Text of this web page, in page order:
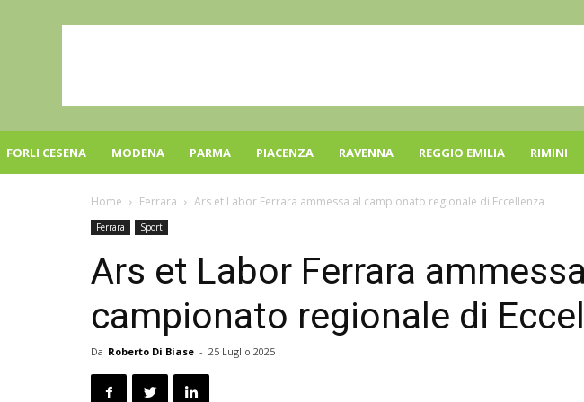
FORLI CESENA MODENA PARMA PIACENZA RAVENNA REGGIO EMILIA RIMINI
Home Ferrara Ars et Labor Ferrara ammessa al campionato regionale di Eccellenza
Ferrara Sport
Ars et Labor Ferrara
campionato regionale di
Da Roberto Di Biase - 25 Luglio 2025